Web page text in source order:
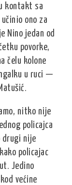
kontakt sa
ono za
Nino jedan od
povorke,
čelu kolone
u ruci —
nitko nije
policajca
drugi nije
policajac
Jedino
većine